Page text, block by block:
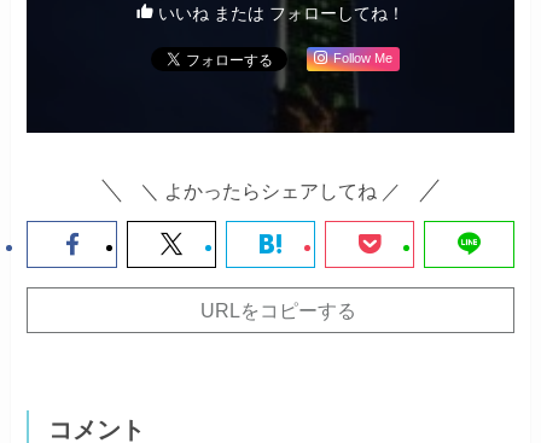
いいね または フォローしてね！
Follow Me
＼ よかったらシェアしてね ／
URLをコピーする
コメント